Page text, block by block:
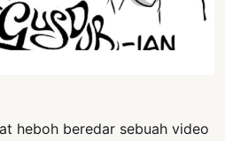
heboh beredar sebuah video